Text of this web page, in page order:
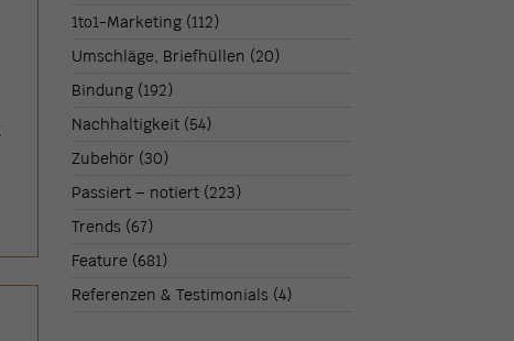
1to1-Marketing (112)
Umschläge, Briefhüllen (20)
Bindung (192)
Nachhaltigkeit (54)
Zubehör (30)
Passiert – notiert (223)
Trends (67)
Feature (681)
Referenzen & Testimonials (4)